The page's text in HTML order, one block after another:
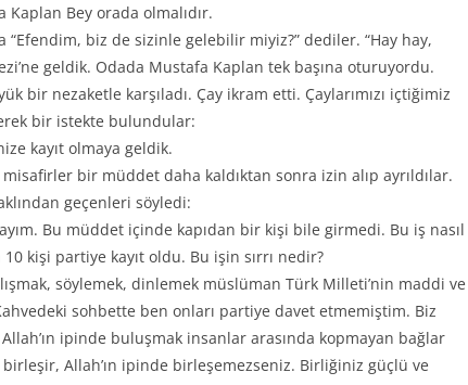
Bey orada olmalıdır.
biz de sizinle gelebilir miyiz?” dediler. “Hay hay,
geldik. Odada Mustafa Kaplan tek başına oturuyordu.
bir nezaketle karşıladı. Çay ikram etti. Çaylarımızı içtiğimiz
bir istekte bulundular:
kayıt olmaya geldik.
bir müddet daha kaldıktan sonra izin alıp ayrıldılar.
geçenleri söyledi:
Bu müddet içinde kapıdan bir kişi bile girmedi. Bu iş nasıl
kişi partiye kayıt oldu. Bu işin sırrı nedir?
söylemek, dinlemek müslüman Türk Milleti’nin maddi ve
sohbette ben onları partiye davet etmemiştim. Biz
ipinde buluşmak insanlar arasında kopmayan bağlar
Allah’ın ipinde birleşemezseniz. Birliğiniz güçlü ve